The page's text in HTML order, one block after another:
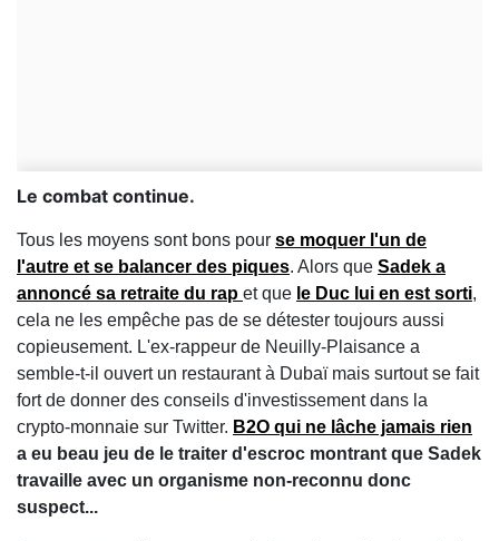
Le combat continue.
Tous les moyens sont bons pour se moquer l'un de
l'autre et se balancer des piques. Alors que Sadek a
annoncé sa retraite du rap et que le Duc lui en est sorti,
cela ne les empêche pas de se détester toujours aussi
copieusement. L'ex-rappeur de Neuilly-Plaisance a
semble-t-il ouvert un restaurant à Dubaï mais surtout se fait
fort de donner des conseils d'investissement dans la
crypto-monnaie sur Twitter. B2O qui ne lâche jamais rien
a eu beau jeu de le traiter d'escroc montrant que Sadek
travaille avec un organisme non-reconnu donc
suspect...